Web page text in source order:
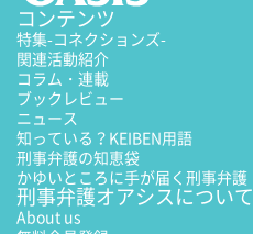
コンテンツ
特集-コネクションズ-
関連活動紹介
コラム・連載
ブックレビュー
ニュース
知っている？KEIBEN用語
刑事弁護の知恵袋
かゆいところに手が届く刑事弁護
刑事弁護オアシスについて
About us